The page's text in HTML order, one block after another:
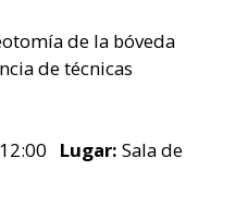
de la bóveda
de técnicas
12:00 Lugar: Sala de